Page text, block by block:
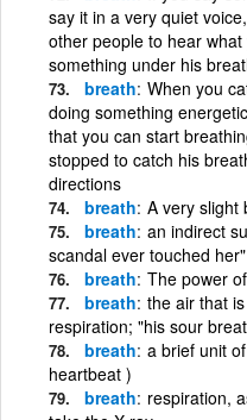
say it in a very quiet
other people to hear
something under his
breath When you
doing something
that you can start
stopped to catch his
directions
breath A very slight
breath an indirect
scandal ever touched her"
breath The power
breath the air that
respiration; "his sour
breath a brief unit
heartbeat )
breath respiration,